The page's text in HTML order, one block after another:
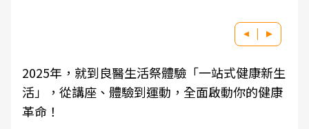
2025年，就到良醫生活祭體驗「一站式健康新生
活」，從講座、體驗到運動，全面啟動你的健康
革命！